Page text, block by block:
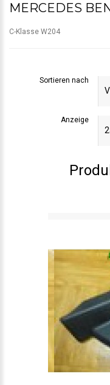
MERCEDES
C-Klasse W204
Sortieren nach
Anzeige